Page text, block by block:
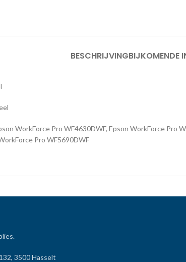
BESCHRIJVINGBIJKOMENDE
WorkForce Pro WF4630DWF, Epson WorkForce Pro
Pro WF5690DWF
3500 Hasselt